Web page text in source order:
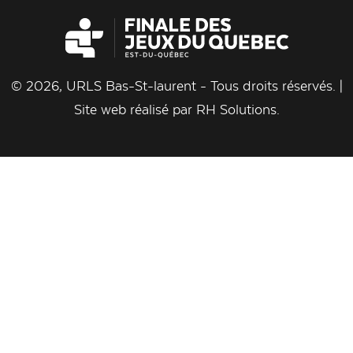
© 2026, URLS Bas-St-laurent - Tous droits réservés. |
Site web réalisé par RH Solutions.